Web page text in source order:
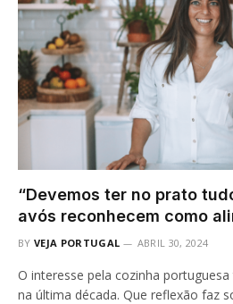
“Devemos ter no prato
avós reconhecem como
BY VEJA PORTUGAL ABRIL 30, 2024
O interesse pela cozinha
na última década. Que reflexão faz